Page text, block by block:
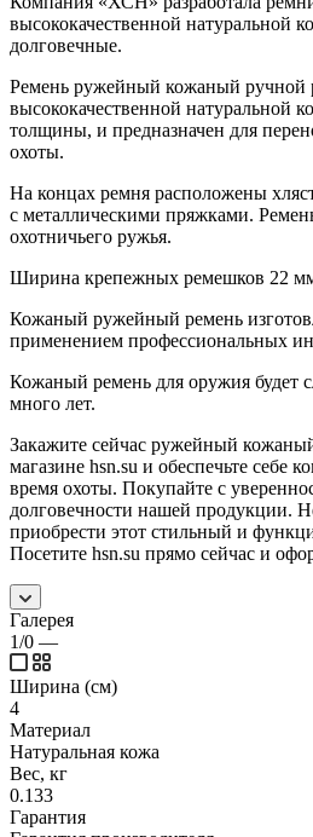
высококачественной натуральной
долговечные.
Ремень ружейный кожаный ручной
высококачественной натуральной
толщины, и предназначен для
охоты.
На концах ремня расположены
с металлическими пряжками.
охотничьего ружья.
Ширина крепежных ремешков 22
Кожаный ружейный ремень
применением профессиональных
Кожаный ремень для оружия будет
много лет.
Закажите сейчас ружейный
магазине hsn.su и обеспечьте себе
время охоты. Покупайте с
долговечности нашей продукции.
приобрести этот стильный и
Посетите hsn.su прямо сейчас и
Галерея
1/0 —
Ширина (см)
4
Материал
Натуральная кожа
Вес, кг
0.133
Гарантия